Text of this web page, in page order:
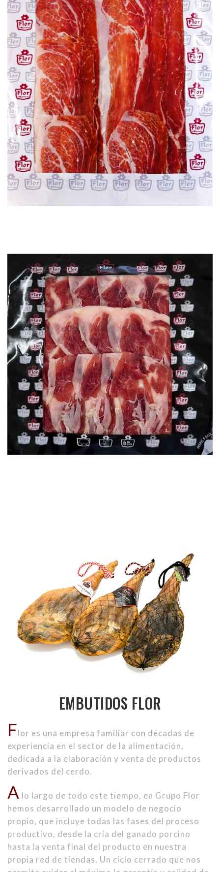
EMBUTIDOS FLOR
Flor es una empresa familiar con décadas de
experiencia en el sector de la alimentación,
dedicada a la elaboración y venta de productos
derivados del cerdo.
A lo largo de todo este tiempo, en Grupo Flor
hemos desarrollado un modelo de negocio
propio, que incluye todas las fases del proceso
productivo, desde la cría del ganado porcino
hasta la venta final del producto en nuestra
propia red de tiendas. Un ciclo cerrado que nos